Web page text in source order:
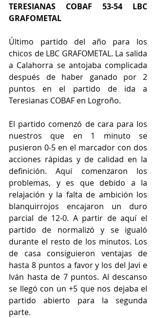
TERESIANAS COBAF 53-54 LBC
GRAFOMETAL
Último partido del año para los
chicos de LBC GRAFOMETAL. La salida
a Calahorra se antojaba complicada
después de haber ganado por 2
puntos en el partido de ida a
Teresianas COBAF en Logroño.
El partido comenzó de cara para los
nuestros que en 1 minuto se
pusieron 0-5 en el marcador con dos
acciones rápidas y de calidad en la
definición. Aquí comenzaron los
problemas, y es que debido a la
relajación y la falta de ambición los
blanquirrojos encajaron un duro
parcial de 12-0. A partir de aquí el
partido de normalizó y se igualó
durante el resto de los minutos. Los
de casa consiguieron ventajas de
hasta 8 puntos a favor y los del Javi e
Iván hasta de 7 puntos. Al descanso
se llegó con un +5 que nos dejaba el
partido abierto para la segunda
parte.